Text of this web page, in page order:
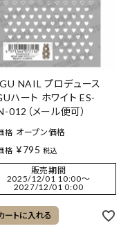
NAIL プロデュース
ハート ホワイト ES-
012（メール便可）
格 オープン価格
格 ¥795 税込
販売期間
2025/12/01 10:00〜
2027/12/01 0:00
ートに入れる